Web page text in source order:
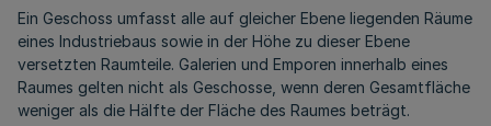
Ein Geschoss umfasst alle auf gleicher Ebene liegenden Räume
eines Industriebaus sowie in der Höhe zu dieser Ebene
versetzten Raumteile. Galerien und Emporen innerhalb eines
Raumes gelten nicht als Geschosse, wenn deren Gesamtfläche
weniger als die Hälfte der Fläche des Raumes beträgt.